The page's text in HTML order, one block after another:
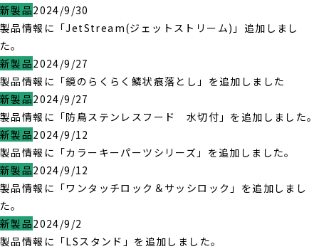
新製品2024/9/30
製品情報に「JetStream(ジェットストリーム)」追加しまし
た。
新製品2024/9/27
製品情報に「鏡のらくらく鱗状痕落とし」を追加しました
新製品2024/9/27
製品情報に「防鳥ステンレスフード 水切付」を追加しました。
新製品2024/9/12
製品情報に「カラーキーパーツシリーズ」を追加しました。
新製品2024/9/12
製品情報に「ワンタッチロック＆サッシロック」を追加しまし
た。
新製品2024/9/2
製品情報に「LSスタンド」を追加しました。